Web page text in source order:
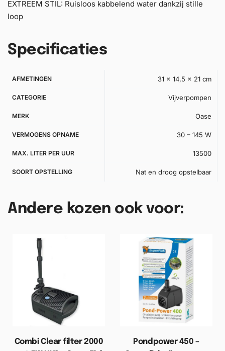
EXTREEM STIL: Ruisloos kabbelend water dankzij stille
loop
Specificaties
AFMETINGEN 31 × 14,5 × 21 cm
CATEGORIE Vijverpompen
MERK Oase
VERMOGENS OPNAME 30 – 145 W
MAX. LITER PER UUR 13500
SOORT OPSTELLING Nat en droog opstelbaar
Andere kozen ook voor:
Combi Clear filter 2000
Pondpower 450 –